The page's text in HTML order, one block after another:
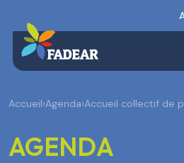
Accueil›Agenda›Accueil collectif de
AGENDA